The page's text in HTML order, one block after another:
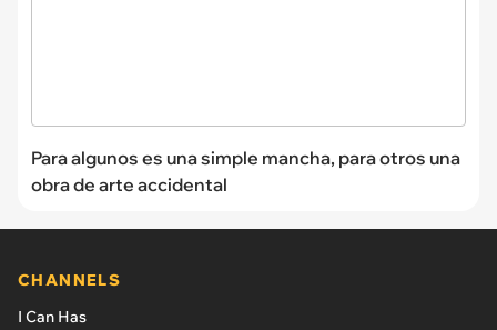
Para algunos es una simple mancha, para otros una
obra de arte accidental
CHANNELS
I Can Has